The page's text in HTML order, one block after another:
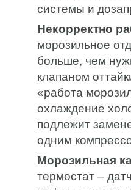
системы и
Некорректно
морозильное
больше, чем
клапаном
«работа
охлаждение
подлежит
одним
Морозильная
термостат –